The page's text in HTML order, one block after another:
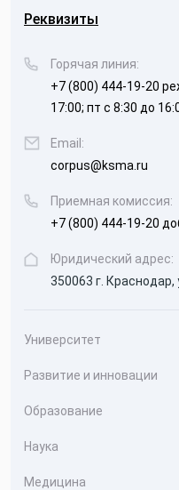
Реквизиты
Юридический адрес:
350063 г.
Приемная комиссия:
+7 (800) 444-19-20
Горячая линия:
+7 (800) 444-19-20
17:00; пт с 8:30 до
Email:
corpus@ksma.ru
Университет
Развитие и инновации
Образование
Наука
Медицина